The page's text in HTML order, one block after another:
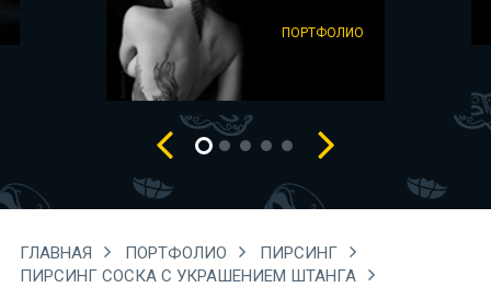
ПОРТФОЛИО
ГЛАВНАЯ ПОРТФОЛИО
ПИРСИНГ
ПИРСИНГ СОСКА С УКРАШЕНИЕМ ШТАНГА